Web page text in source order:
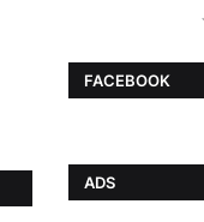
FACEBOOK
ADS